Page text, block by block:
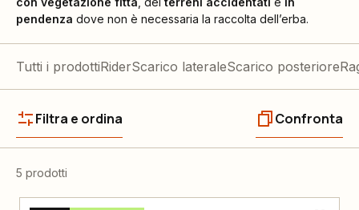
pendenza dove non è necessaria la raccolta dell’erba.
Tutti i prodottiRiderScarico lateraleScarico posteriore
Filtra e ordina Confronta
5 prodotti